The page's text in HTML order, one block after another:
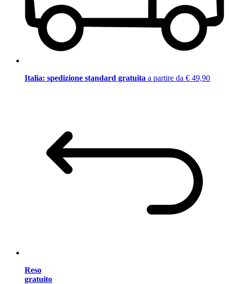
Italia: spedizione standard gratuita a partire da € 49,90
Reso
gratuito